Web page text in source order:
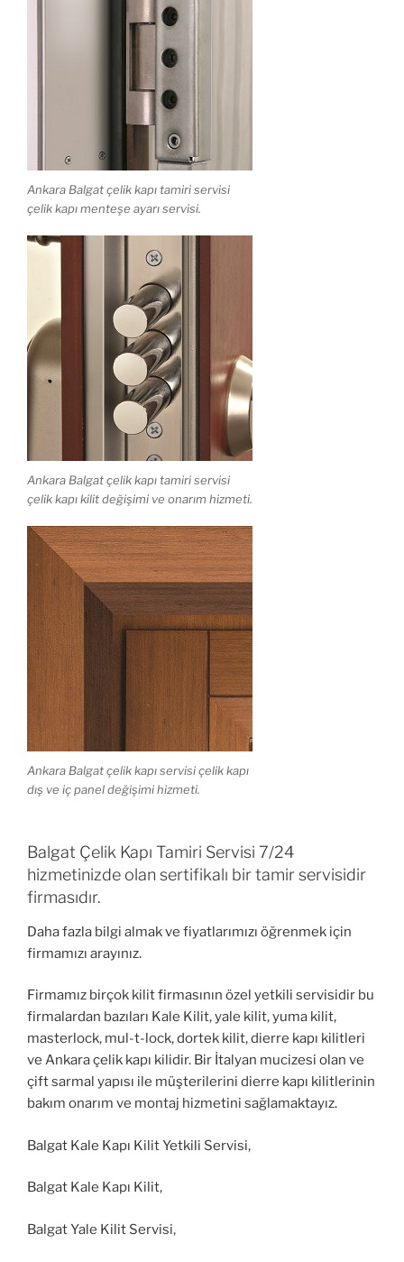
Ankara Balgat çelik kapı tamiri servisi
çelik kapı menteşe ayarı servisi.
Ankara Balgat çelik kapı tamiri servisi
çelik kapı kilit değişimi ve onarım hizmeti.
Ankara Balgat çelik kapı servisi çelik kapı
dış ve iç panel değişimi hizmeti.
Balgat Çelik Kapı Tamiri Servisi 7/24
hizmetinizde olan sertifikalı bir tamir servisidir
firmasıdır.
Daha fazla bilgi almak ve fiyatlarımızı öğrenmek için
firmamızı arayınız.
Firmamız birçok kilit firmasının özel yetkili servisidir bu
firmalardan bazıları Kale Kilit, yale kilit, yuma kilit,
masterlock, mul-t-lock, dortek kilit, dierre kapı kilitleri
ve Ankara çelik kapı kilidir. Bir İtalyan mucizesi olan ve
çift sarmal yapısı ile müşterilerini dierre kapı kilitlerinin
bakım onarım ve montaj hizmetini sağlamaktayız.
Balgat Kale Kapı Kilit Yetkili Servisi,
Balgat Kale Kapı Kilit,
Balgat Yale Kilit Servisi,